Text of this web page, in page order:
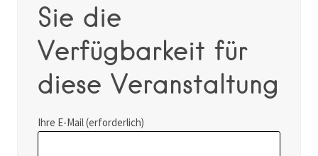
Sie die
Verfügbarkeit für
diese Veranstaltung
Ihre E-Mail (erforderlich)